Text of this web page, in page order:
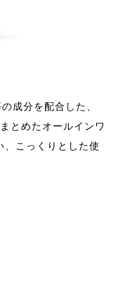
成分を配合した、
とめたオールインワ
、こっくりとした使